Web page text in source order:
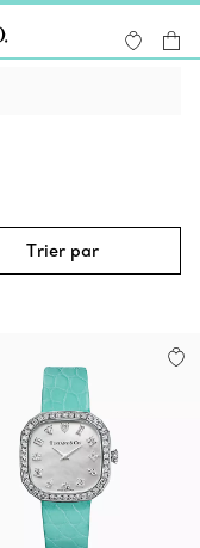
Trier par